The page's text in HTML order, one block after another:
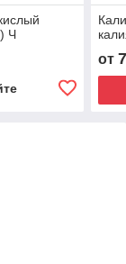
Ч
от